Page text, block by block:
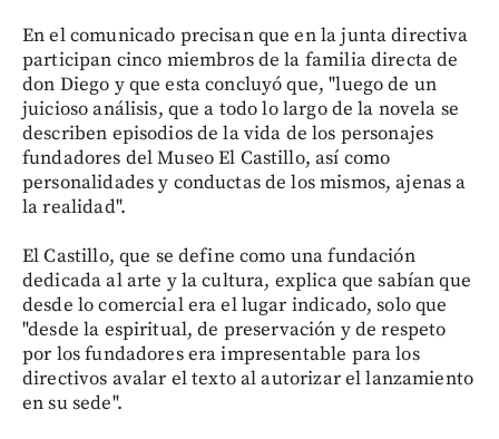
En el comunicado precisan que en la junta directiva
participan cinco miembros de la familia directa de
don Diego y que esta concluyó que, "luego de un
juicioso análisis, que a todo lo largo de la novela se
describen episodios de la vida de los personajes
fundadores del Museo El Castillo, así como
personalidades y conductas de los mismos, ajenas a
la realidad".
El Castillo, que se define como una fundación
dedicada al arte y la cultura, explica que sabían que
desde lo comercial era el lugar indicado, solo que
"desde la espiritual, de preservación y de respeto
por los fundadores era impresentable para los
directivos avalar el texto al autorizar el lanzamiento
en su sede".